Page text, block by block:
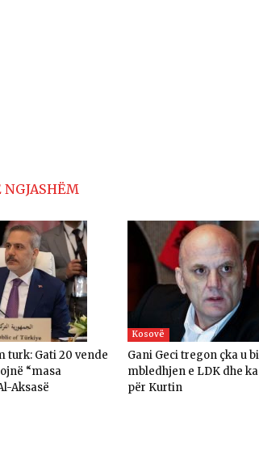
NGJASHËM
turk: ​​Gati 20 vende
“masa
Aksasë
Kosovë
Gani Geci tregon çka u
mbledhjen e LDK dhe
për Kurtin